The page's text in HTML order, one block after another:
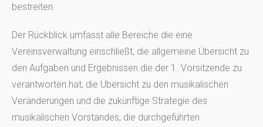
bestreiten.
Der Rückblick umfasst alle Bereiche die eine
Vereinsverwaltung einschließt, die allgemeine Übersicht zu
den Aufgaben und Ergebnissen die der 1. Vorsitzende zu
verantworten hat, die Übersicht zu den musikalischen
Veränderungen und die zukünftige Strategie des
musikalischen Vorstandes, die durchgeführten